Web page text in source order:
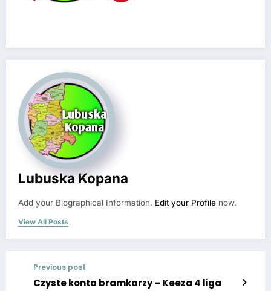
Lubuska Kopana
Add your Biographical Information. Edit your Profile now.
View All Posts
Previous post
Czyste konta bramkarzy – Keeza 4 liga